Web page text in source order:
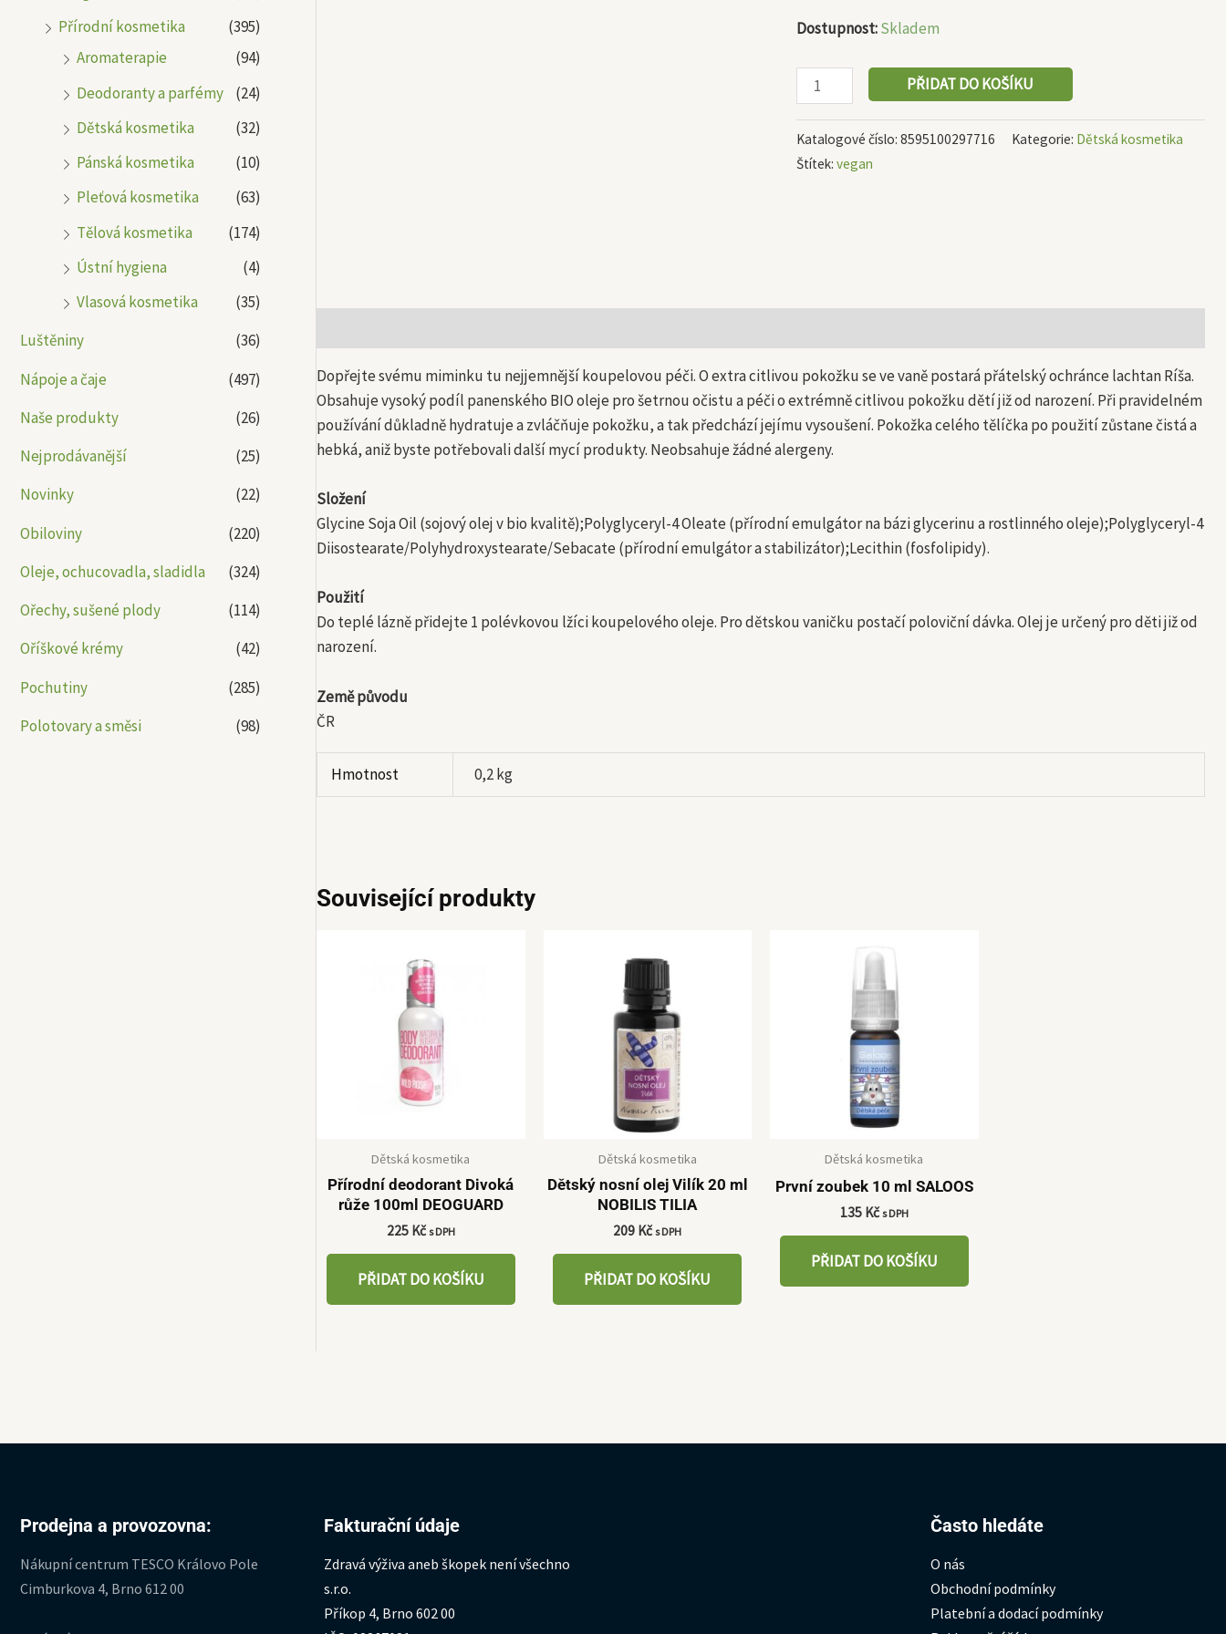
Přírodní kosmetika
(395)
Aromaterapie
(94)
Deodoranty a parfémy
(24)
Dětská kosmetika
(32)
Pánská kosmetika
(10)
Pleťová kosmetika
(63)
Tělová kosmetika
(174)
Ústní hygiena
(4)
Vlasová kosmetika
(35)
Luštěniny
(36)
Nápoje a čaje
(497)
Naše produkty
(26)
Nejprodávanější
(25)
Novinky
(22)
Obiloviny
(220)
Oleje, ochucovadla, sladidla
(324)
Ořechy, sušené plody
(114)
Oříškové krémy
(42)
Pochutiny
(285)
Polotovary a směsi
(98)
Dostupnost:Skladem
PŘIDAT DO KOŠÍKU
Katalogové číslo: 8595100297716 Kategorie: Dětská kosmetika
Štítek: vegan
Dopřejte svému miminku tu nejjemnější koupelovou péči. O extra citlivou pokožku se ve vaně postará přátelský ochránce lachtan Ríša.
Obsahuje vysoký podíl panenského BIO oleje pro šetrnou očistu a péči o extrémně citlivou pokožku dětí již od narození. Při pravidelném
používání důkladně hydratuje a zvláčňuje pokožku, a tak předchází jejímu vysoušení. Pokožka celého tělíčka po použití zůstane čistá a
hebká, aniž byste potřebovali další mycí produkty. Neobsahuje žádné alergeny.
Složení
Glycine Soja Oil (sojový olej v bio kvalitě);Polyglyceryl-4 Oleate (přírodní emulgátor na bázi glycerinu a rostlinného oleje);Polyglyceryl-4
Diisostearate/Polyhydroxystearate/Sebacate (přírodní emulgátor a stabilizátor);Lecithin (fosfolipidy).
Použití
Do teplé lázně přidejte 1 polévkovou lžíci koupelového oleje. Pro dětskou vaničku postačí poloviční dávka. Olej je určený pro děti již od
narození.
Země původu
ČR
Hmotnost 0,2 kg
Související produkty
Dětská kosmetika
Přírodní deodorant Divoká
růže 100ml DEOGUARD
225 Kč s DPH
PŘIDAT DO KOŠÍKU
Dětská kosmetika
Dětský nosní olej Vilík 20 ml
NOBILIS TILIA
209 Kč s DPH
PŘIDAT DO KOŠÍKU
Dětská kosmetika
První zoubek 10 ml SALOOS
135 Kč s DPH
PŘIDAT DO KOŠÍKU
Prodejna a provozovna:
Nákupní centrum TESCO Královo Pole
Cimburkova 4, Brno 612 00
Fakturační údaje
Zdravá výživa aneb škopek není všechno
s.r.o.
Příkop 4, Brno 602 00
Často hledáte
O nás
Obchodní podmínky
Platební a dodací podmínky
Hledat: